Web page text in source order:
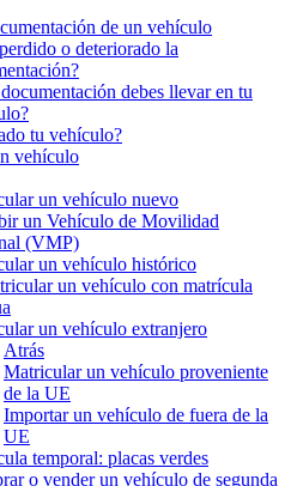
de un vehículo
o deteriorado la
debes llevar en tu
tu vehículo?
vehículo
un vehículo nuevo
un Vehículo de Movilidad
(VMP)
un vehículo histórico
un vehículo con matrícula
un vehículo extranjero
Atrás
Matricular un vehículo proveniente
de la UE
Importar un vehículo de fuera de la
UE
temporal: placas verdes
o vender un vehículo de segunda